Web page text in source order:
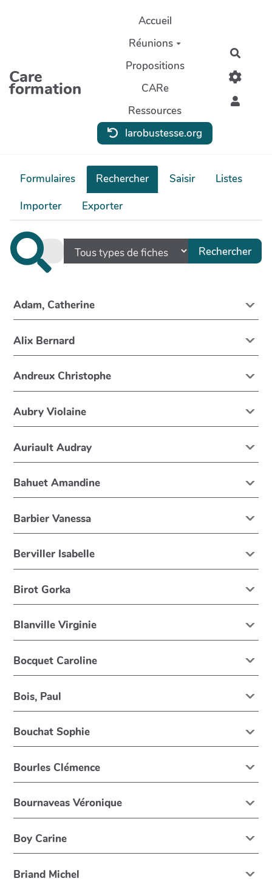
Care
formation
Accueil
Réunions
Propositions
CARe
Ressources
larobustesse.org
Formulaires Rechercher Saisir
Listes
Importer
Exporter
Adam, Catherine
Alix Bernard
Andreux Christophe
Aubry Violaine
Auriault Audray
Bahuet Amandine
Barbier Vanessa
Berviller Isabelle
Birot Gorka
Blanville Virginie
Bocquet Caroline
Bois, Paul
Bouchat Sophie
Bourles Clémence
Bournaveas Véronique
Boy Carine
Briand Michel